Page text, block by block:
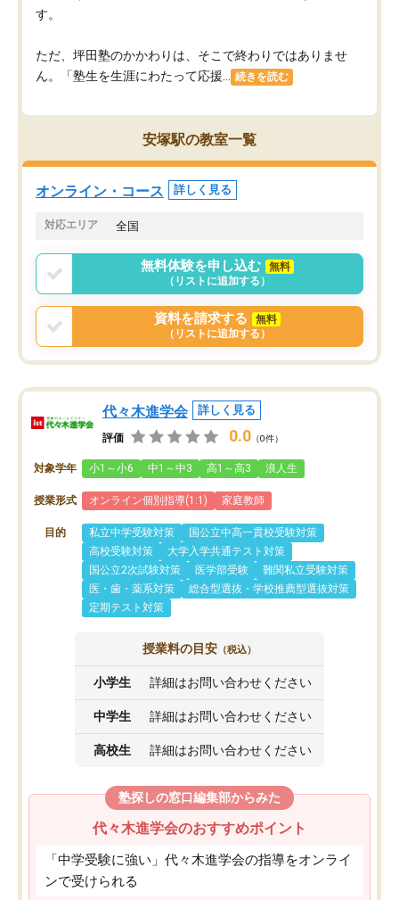
す。
ただ、坪田塾のかかわりは、そこで終わりではありませ
ん。「塾生を生涯にわたって応援...
続きを読む
安塚駅の教室一覧
オンライン・コース 詳しく見る
対応エリア 全国
無料体験を申し込む
無料
（リストに追加する）
資料を請求する
無料
（リストに追加する）
代々木進学会 詳しく見る
評価 0.0 （0件）
対象学年 小1～小6 中1～中3 高1～高3 浪人生
授業形式 オンライン個別指導(1:1) 家庭教師
目的 私立中学受験対策
国公立中高一貫校受験対策
高校受験対策
大学入学共通テスト対策
国公立2次試験対策
医学部受験
難関私立受験対策
医・歯・薬系対策
総合型選抜・学校推薦型選抜対策
定期テスト対策
授業料の目安 （税込）
小学生 詳細はお問い合わせください
中学生 詳細はお問い合わせください
高校生 詳細はお問い合わせください
塾探しの窓口編集部からみた
代々木進学会のおすすめポイント
「中学受験に強い」代々木進学会の指導をオンライ
ンで受けられる